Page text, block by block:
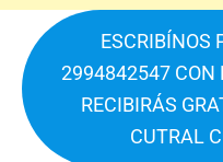
ESCRIBÍNOS
2994842547 CON
RECIBIRÁS
CUTRAL